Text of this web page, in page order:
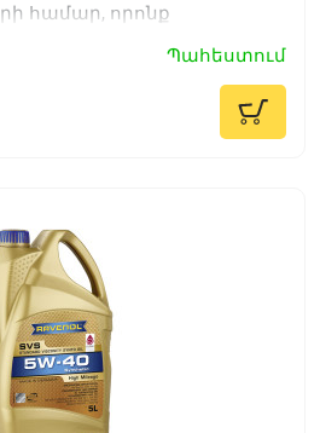
համար, որոնք
շարժիչային յուղերի
Պահեստում